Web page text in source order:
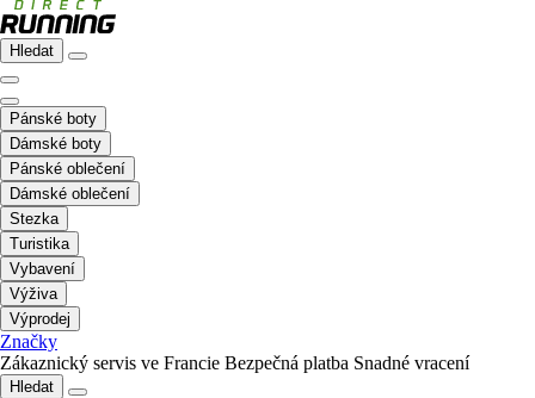
Hledat
Pánské boty
Dámské boty
Pánské oblečení
Dámské oblečení
Stezka
Turistika
Vybavení
Výživa
Výprodej
Značky
Zákaznický servis ve Francie Bezpečná platba Snadné vracení
Hledat